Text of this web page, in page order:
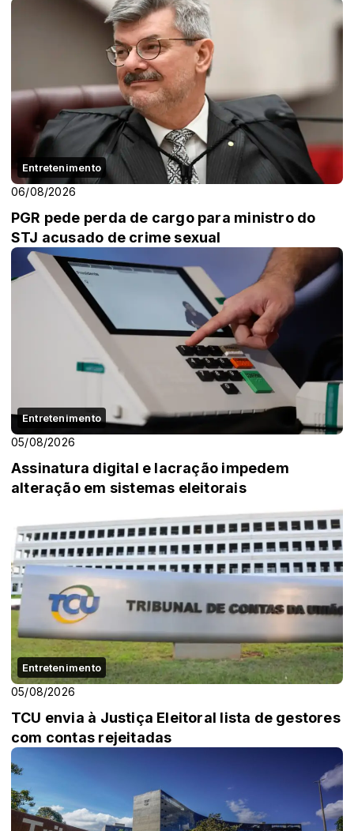
Entretenimento
06/08/2026
PGR pede perda de cargo para ministro do
STJ acusado de crime sexual
Entretenimento
05/08/2026
Assinatura digital e lacração impedem
alteração em sistemas eleitorais
Entretenimento
05/08/2026
TCU envia à Justiça Eleitoral lista de gestores
com contas rejeitadas